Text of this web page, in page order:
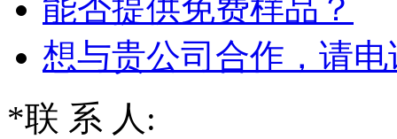
能否提供免费样品？
想与贵公司合作，请
*联 系 人: